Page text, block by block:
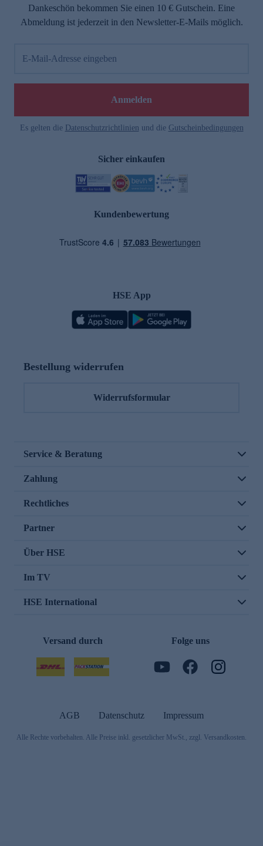
Dankeschön bekommen Sie einen 10 € Gutschein. Eine
Abmeldung ist jederzeit in den Newsletter-E-Mails möglich.
E-Mail-Adresse eingeben
Anmelden
Es gelten die Datenschutzrichtlinien und die Gutscheinbedingungen
Sicher einkaufen
Kundenbewertung
HSE App
Bestellung widerrufen
Widerrufsformular
Service & Beratung
Zahlung
Rechtliches
Partner
Über HSE
Im TV
HSE International
Versand durch Folge uns
AGB Datenschutz Impressum
Alle Rechte vorbehalten. Alle Preise inkl. gesetzlicher MwSt., zzgl. Versandkosten.